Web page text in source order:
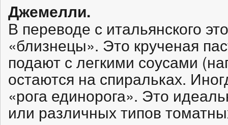
Джемелли.
В переводе с итальянского
«близнецы». Это крученая
подают с легкими соусами
остаются на спиральках.
«рога единорога». Это
или различных типов